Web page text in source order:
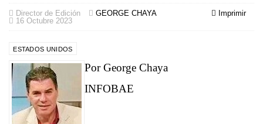
Imprimir
Director de Edición
GEORGE CHAYA
16 Octubre 2023
ESTADOS UNIDOS
Por George Chaya
INFOBAE